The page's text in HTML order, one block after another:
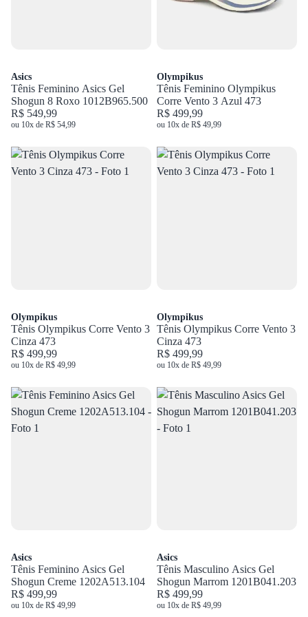
Asics
Tênis Feminino Asics Gel
Shogun 8 Roxo 1012B965.500
R$ 549,99
ou 10x de R$ 54,99
Olympikus
Tênis Feminino Olympikus
Corre Vento 3 Azul 473
R$ 499,99
ou 10x de R$ 49,99
Olympikus
Tênis Olympikus Corre Vento 3
Cinza 473
R$ 499,99
ou 10x de R$ 49,99
Olympikus
Tênis Olympikus Corre Vento 3
Cinza 473
R$ 499,99
ou 10x de R$ 49,99
Asics
Tênis Feminino Asics Gel
Shogun Creme 1202A513.104
R$ 499,99
ou 10x de R$ 49,99
Asics
Tênis Masculino Asics Gel
Shogun Marrom 1201B041.203
R$ 499,99
ou 10x de R$ 49,99